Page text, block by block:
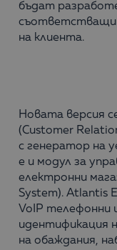
бъдат
съответстващи
на клиента.
Новата версия
(Customer
с генератор на
е и модул за
електронни
System). Atlantis
VoIP телефонни
идентификация
на обаждания,